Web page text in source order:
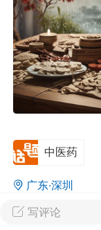
0
明胃经
写评论
中医药
广东·深圳
0